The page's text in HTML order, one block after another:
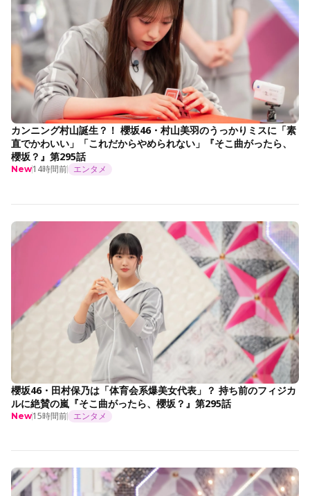
カンニング村山誕生？！ 櫻坂46・村山美羽のうっかりミスに「素
直でかわいい」「これだからやめられない」『そこ曲がったら、
櫻坂？』第295話
New14時間前 エンタメ
櫻坂46・田村保乃は「体育会系爆美女代表」？ 持ち前のフィジカ
ルに絶賛の嵐『そこ曲がったら、櫻坂？』第295話
New15時間前 エンタメ